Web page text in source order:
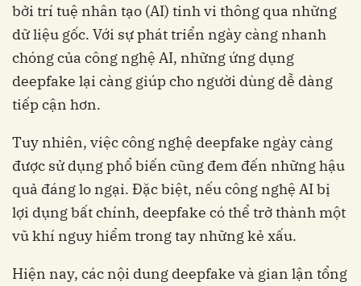
bởi trí tuệ nhân tạo (AI) tinh vi thông qua những
dữ liệu gốc. Với sự phát triển ngày càng nhanh
chóng của công nghệ AI, những ứng dụng
deepfake lại càng giúp cho người dùng dễ dàng
tiếp cận hơn.
Tuy nhiên, việc công nghệ deepfake ngày càng
được sử dụng phổ biến cũng đem đến những hậu
quả đáng lo ngại. Đặc biệt, nếu công nghệ AI bị
lợi dụng bất chính, deepfake có thể trở thành một
vũ khí nguy hiểm trong tay những kẻ xấu.
Hiện nay, các nội dung deepfake và gian lận tổng